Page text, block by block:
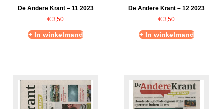
De Andere Krant – 11 2023
€ 3,50
+ In winkelmand
De Andere Krant – 12 2023
€ 3,50
+ In winkelmand